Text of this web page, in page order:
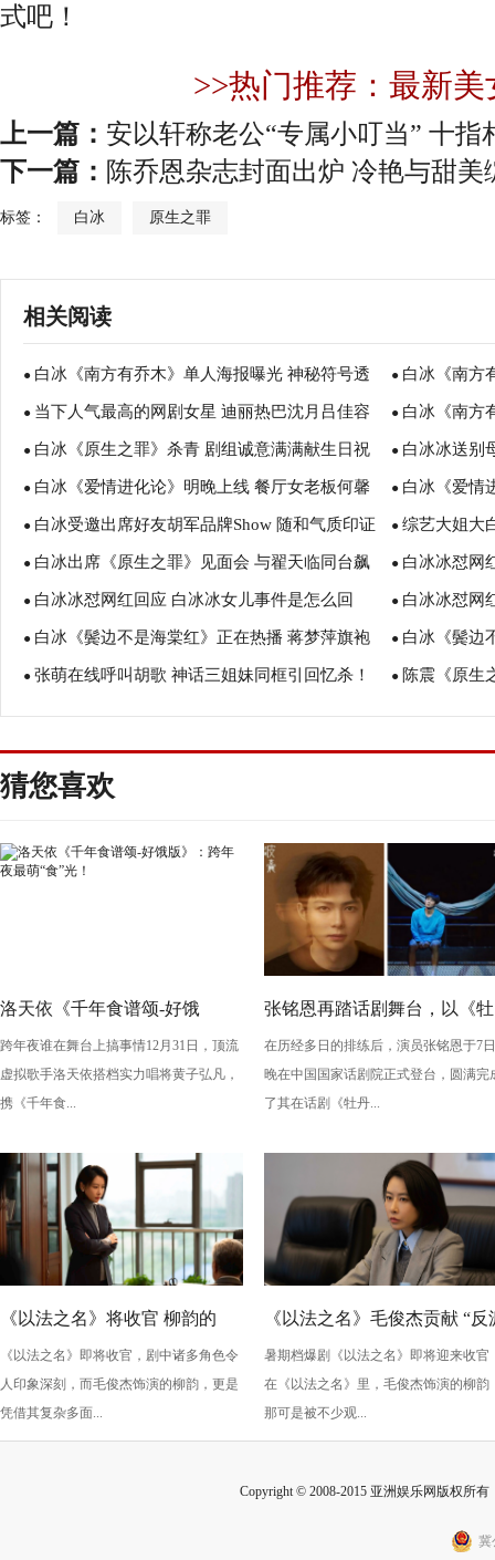
式吧！
>>热门推荐：最新美
上一篇： 安以轩称老公“专属小叮当” 十指
下一篇： 陈乔恩杂志封面出炉 冷艳与甜美
标签： 白冰 原生之罪
相关阅读
● 白冰《南方有乔木》单人海报曝光 神秘符号透
露温笛个性ID
● 白冰《南方
场俏佳人
● 当下人气最高的网剧女星 迪丽热巴沈月吕佳容
白冰
● 白冰《南方
传授恋爱技巧
● 白冰《原生之罪》杀青 剧组诚意满满献生日祝
福
● 白冰冰送别
● 白冰《爱情进化论》明晚上线 餐厅女老板何馨
教你玩转职场
● 白冰《爱情
角色
● 白冰受邀出席好友胡军品牌Show 随和气质印证
圈内好人缘
● 综艺大姐大
使陈孝志送祝
● 白冰出席《原生之罪》见面会 与翟天临同台飙
戏
● 白冰冰怼网
回事呢？
● 白冰冰怼网红回应 白冰冰女儿事件是怎么回
事？ 白冰冰个人资料
● 白冰冰怼网
● 白冰《鬓边不是海棠红》正在热播 蒋梦萍旗袍
造型端庄清雅
● 白冰《鬓边
两难选择
● 张萌在线呼叫胡歌 神话三姐妹同框引回忆杀！ ● 陈震《原生
猜您喜欢
洛天依《千年食谱颂-好饿
版》：跨年夜最萌“食”光！
跨年夜谁在舞台上搞事情12月31日，顶流
虚拟歌手洛天依搭档实力唱将黄子弘凡，
携《千年食...
张铭恩再踏话剧舞台，以《牡
丹亭上三生路》续写古典深
情，全新演绎“柳梦梅”至情至
在历经多日的排练后，演员张铭恩于7日
晚在中国国家话剧院正式登台，圆满完
了其在话剧《牡丹...
《以法之名》将收官 柳韵的
“蠢” 让毛俊杰重回巅峰
《以法之名》即将收官，剧中诸多角色令
人印象深刻，而毛俊杰饰演的柳韵，更是
凭借其复杂多面...
《以法之名》毛俊杰贡献 “反
级” 演技？柳韵的 “蠢” 是表演
的胜利！
暑期档爆剧《以法之名》即将迎来收官
在《以法之名》里，毛俊杰饰演的柳韵
那可是被不少观...
Copyright © 2008-2015 亚洲娱乐网版权所
冀